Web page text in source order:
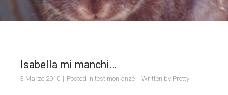
Isabella mi manchi…
3 Marzo 2010 Posted in testimonianze Written by Protty